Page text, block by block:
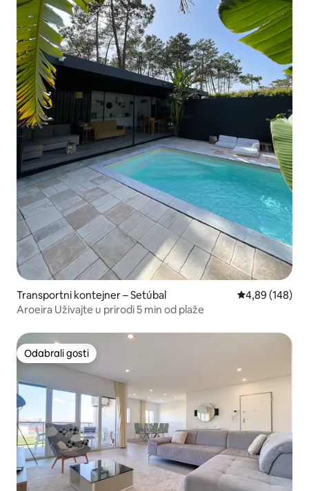
Transportni kontejner – Setúbal Prosječna
4,89 (148)
Aroeira Uživajte u prirodi 5 min od plaže
Odabrali gosti
Odabrali gosti